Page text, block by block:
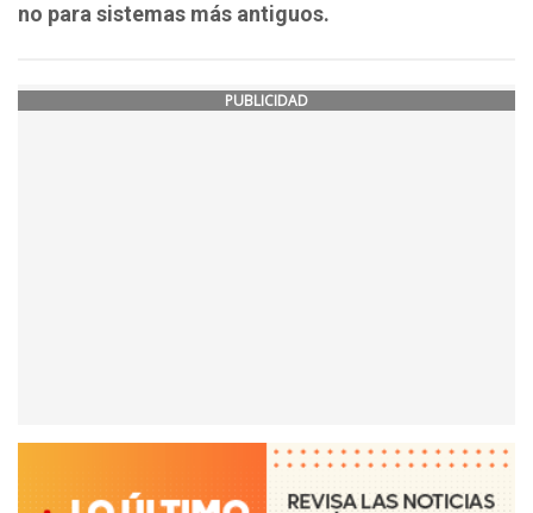
no para sistemas más antiguos.
PUBLICIDAD